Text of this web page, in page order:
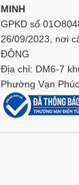
MINH
GPKD số
26/09/2023, nơi
ĐÔNG
Địa chỉ: DM6-7
Phường Vạn